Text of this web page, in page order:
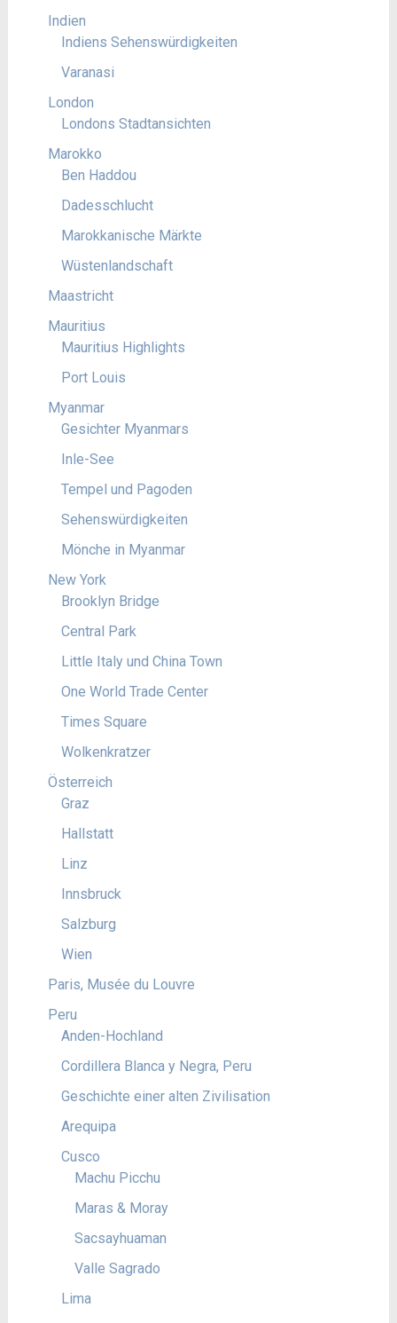
Indien
Indiens Sehenswürdigkeiten
Varanasi
London
Londons Stadtansichten
Marokko
Ben Haddou
Dadesschlucht
Marokkanische Märkte
Wüstenlandschaft
Maastricht
Mauritius
Mauritius Highlights
Port Louis
Myanmar
Gesichter Myanmars
Inle-See
Tempel und Pagoden
Sehenswürdigkeiten
Mönche in Myanmar
New York
Brooklyn Bridge
Central Park
Little Italy und China Town
One World Trade Center
Times Square
Wolkenkratzer
Österreich
Graz
Hallstatt
Linz
Innsbruck
Salzburg
Wien
Paris, Musée du Louvre
Peru
Anden-Hochland
Cordillera Blanca y Negra, Peru
Geschichte einer alten Zivilisation
Arequipa
Cusco
Machu Picchu
Maras & Moray
Sacsayhuaman
Valle Sagrado
Lima